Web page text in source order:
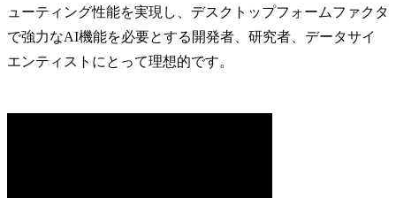
ューティング性能を実現し、デスクトップフォームファクタ
で強力なAI機能を必要とする開発者、研究者、データサイ
エンティストにとって理想的です。